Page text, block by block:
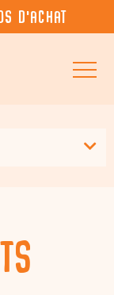
d’achat